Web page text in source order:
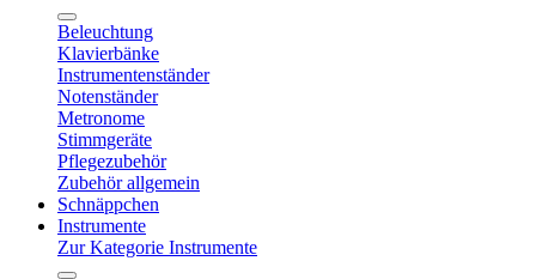
Beleuchtung
Klavierbänke
Instrumentenständer
Notenständer
Metronome
Stimmgeräte
Pflegezubehör
Zubehör allgemein
Schnäppchen
Instrumente
Zur Kategorie Instrumente